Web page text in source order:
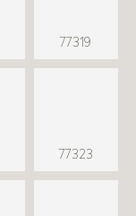
77319
77323